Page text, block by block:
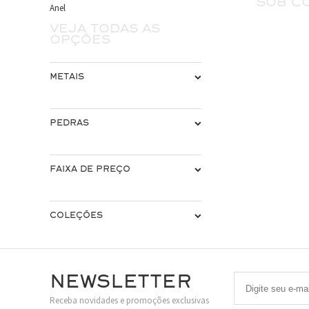
Anel
Veja todas as
opções
METAIS
PEDRAS
FAIXA DE PREÇO
COLEÇÕES
Newsletter
Receba novidades e promoções exclusivas